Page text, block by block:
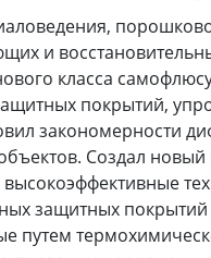
и
класса
покрытий,
закономерности
Создал новый
защитных покрытий
путем